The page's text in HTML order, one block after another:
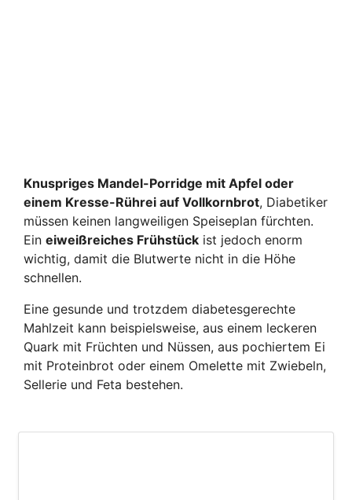
Knuspriges Mandel-Porridge mit Apfel oder
einem Kresse-Rührei auf Vollkornbrot, Diabetiker
müssen keinen langweiligen Speiseplan fürchten.
Ein eiweißreiches Frühstück ist jedoch enorm
wichtig, damit die Blutwerte nicht in die Höhe
schnellen.
Eine gesunde und trotzdem diabetesgerechte
Mahlzeit kann beispielsweise, aus einem leckeren
Quark mit Früchten und Nüssen, aus pochiertem Ei
mit Proteinbrot oder einem Omelette mit Zwiebeln,
Sellerie und Feta bestehen.